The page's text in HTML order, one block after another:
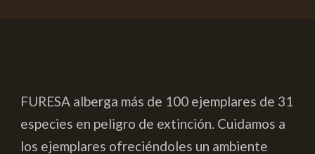
FURESA alberga más de 100 ejemplares de 31
especies en peligro de extinción. Cuidamos a
los ejemplares ofreciéndoles un ambiente